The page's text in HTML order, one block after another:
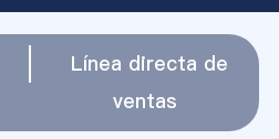
Línea directa de
ventas